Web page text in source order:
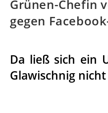
Grünen-Chefin
gegen
Da ließ sich ein
Glawischnig